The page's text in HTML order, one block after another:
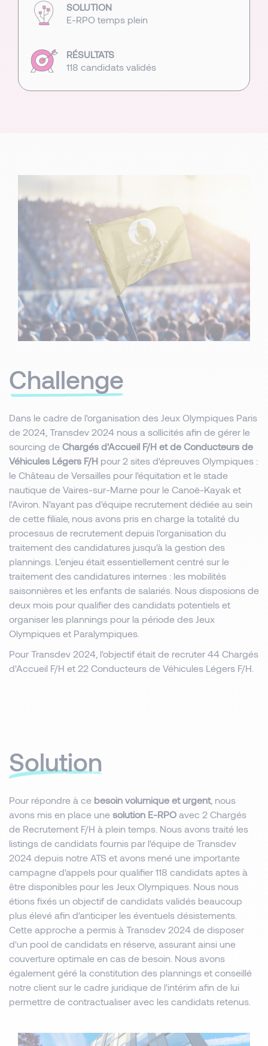
SOLUTION
E-RPO temps plein
RÉSULTATS
118 candidats validés
Challenge
Dans le cadre de l'organisation des Jeux Olympiques Paris
de 2024, Transdev 2024 nous a sollicités afin de gérer le
sourcing de Chargés d'Accueil F/H et de Conducteurs de
Véhicules Légers F/H pour 2 sites d'épreuves Olympiques :
le Château de Versailles pour l'équitation et le stade
nautique de Vaires-sur-Marne pour le Canoë-Kayak et
l'Aviron. N'ayant pas d'équipe recrutement dédiée au sein
de cette filiale, nous avons pris en charge la totalité du
processus de recrutement depuis l'organisation du
traitement des candidatures jusqu'à la gestion des
plannings. L'enjeu était essentiellement centré sur le
traitement des candidatures internes : les mobilités
saisonnières et les enfants de salariés. Nous disposions de
deux mois pour qualifier des candidats potentiels et
organiser les plannings pour la période des Jeux
Olympiques et Paralympiques.
Pour Transdev 2024, l'objectif était de recruter 44 Chargés
d'Accueil F/H et 22 Conducteurs de Véhicules Légers F/H.
Solution
Pour répondre à ce besoin volumique et urgent, nous
avons mis en place une solution E-RPO avec 2 Chargés
de Recrutement F/H à plein temps. Nous avons traité les
listings de candidats fournis par l'équipe de Transdev
2024 depuis notre ATS et avons mené une importante
campagne d'appels pour qualifier 118 candidats aptes à
être disponibles pour les Jeux Olympiques. Nous nous
étions fixés un objectif de candidats validés beaucoup
plus élevé afin d'anticiper les éventuels désistements.
Cette approche a permis à Transdev 2024 de disposer
d'un pool de candidats en réserve, assurant ainsi une
couverture optimale en cas de besoin. Nous avons
également géré la constitution des plannings et conseillé
notre client sur le cadre juridique de l'intérim afin de lui
permettre de contractualiser avec les candidats retenus.